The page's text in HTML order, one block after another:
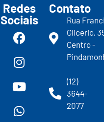
Redes
Sociais
Contato
Rua
Glicerio,
Centro -
(12)
3644-
2077